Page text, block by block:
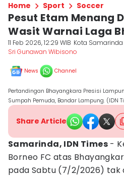
Home Sport Soccer
Pesut Etam Menang
Wasit Warnai Laga
11 Feb 2026, 12:29 WIB Kota Samarinda
Sri Gunawan Wibisono
News Channel
Pertandingan Bhayangkara Presisi
Sumpah Pemuda, Bandar Lampung. (IDN
Share Article
Samarinda, IDN Times -
Borneo FC atas
pada Sabtu (7/2/2026) tak